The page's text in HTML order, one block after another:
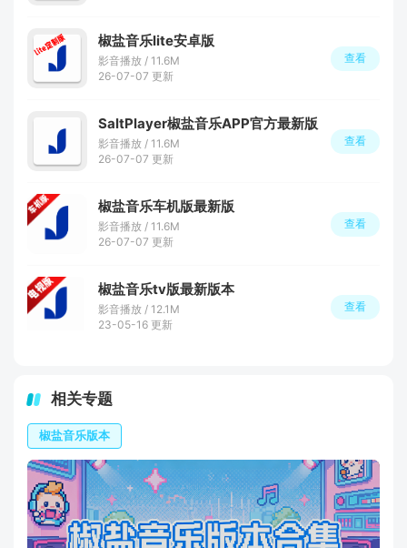
椒盐音乐lite安卓版
影音播放 / 11.6M
26-07-07 更新
查看
SaltPlayer椒盐音乐APP官方最新版
影音播放 / 11.6M
26-07-07 更新
查看
椒盐音乐车机版最新版
影音播放 / 11.6M
26-07-07 更新
查看
椒盐音乐tv版最新版本
影音播放 / 12.1M
23-05-16 更新
查看
相关专题
椒盐音乐版本